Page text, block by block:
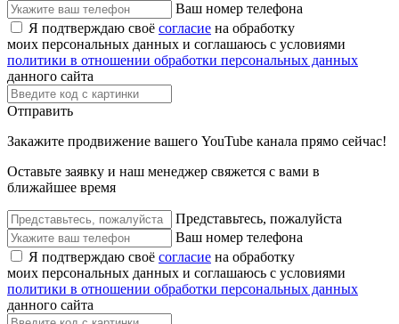
Ваш номер телефона
Я подтверждаю своё согласие на обработку
моих персональных данных и соглашаюсь с условиями
политики в отношении обработки персональных данных
данного сайта
Отправить
Закажите продвижение вашего YouTube канала прямо сейчас!
Оставьте заявку и наш менеджер свяжется с вами в
ближайшее время
Представьтесь, пожалуйста
Ваш номер телефона
Я подтверждаю своё согласие на обработку
моих персональных данных и соглашаюсь с условиями
политики в отношении обработки персональных данных
данного сайта